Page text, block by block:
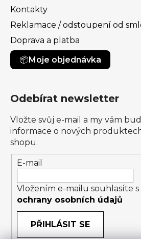
Kontakty
Reklamace / odstoupení od
Doprava a platba
Moje objednávka
Odebírat newsletter
Vložte svůj e-mail a my vám
informace o nových
shopu.
E-mail
Vložením e-mailu souhlasíte s
ochrany osobních údajů
PŘIHLÁSIT SE